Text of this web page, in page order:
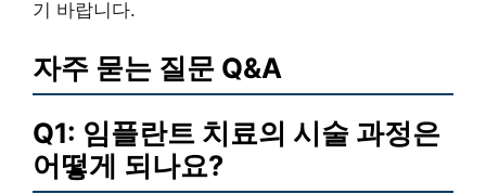
기 바랍니다.
자주 묻는 질문 Q&A
Q1: 임플란트 치료의 시술 과정은
어떻게 되나요?